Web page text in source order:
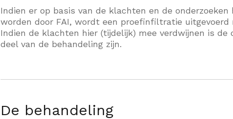
Indien er op basis van de klachten en de
worden door FAI, wordt een proefinfiltratie
Indien de klachten hier (tijdelijk) mee verdwijnen is
deel van de behandeling zijn.
De behandeling